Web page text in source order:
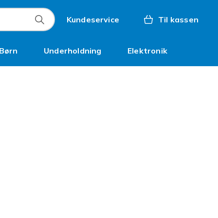
Kundeservice Til kassen
Børn Underholdning Elektronik